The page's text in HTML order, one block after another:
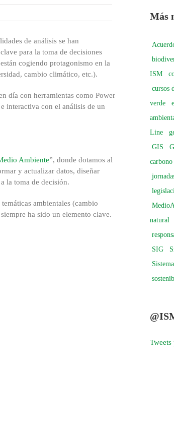
de análisis se han
para la toma de decisiones
cogiendo protagonismo en la
cambio climático, etc.).
día con herramientas como Power
interactiva con el análisis de un
Ambiente”, donde dotamos al
y actualizar datos, diseñar
la toma de decisión.
ambientales (cambio
ha sido un elemento clave.
Más
ISM
cursos
verde
Line
GIS
carbono
natural
SIG